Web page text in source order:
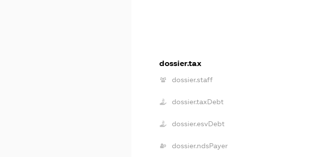
dossier.tax
dossier.staff
dossier.taxDebt
dossier.esvDebt
dossier.ndsPayer